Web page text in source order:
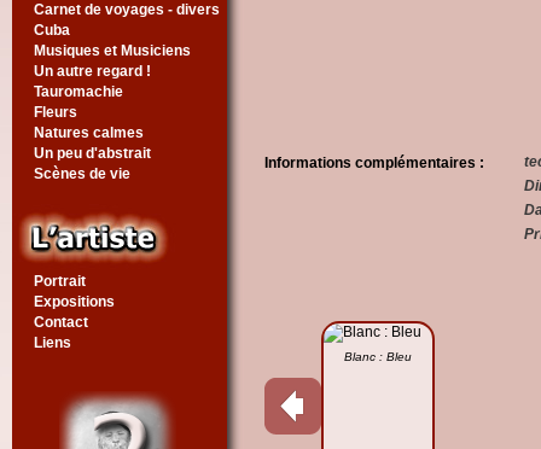
Carnet de voyages - divers
Cuba
Musiques et Musiciens
Un autre regard !
Tauromachie
Fleurs
Natures calmes
Un peu d'abstrait
Scènes de vie
Portrait
Expositions
Contact
Liens
Informations complémentaires :
Blanc : Bleu